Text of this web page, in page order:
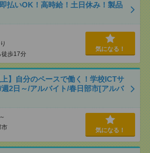
払いOK！高時給！土日休み！製品
徒歩17分
気になる！
上】自分のペースで働く！学校ICTサ
2日～/アルバイト/春日部市[アルバ
市 気になる！